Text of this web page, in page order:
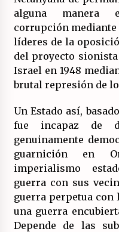
alguna manera
corrupción
líderes de la
del proyecto
Israel en 1948
brutal represión de
Un Estado así,
fue incapaz de
genuinamente
guarnición en
imperialismo
guerra con sus
guerra perpetua con
una guerra
Depende de las